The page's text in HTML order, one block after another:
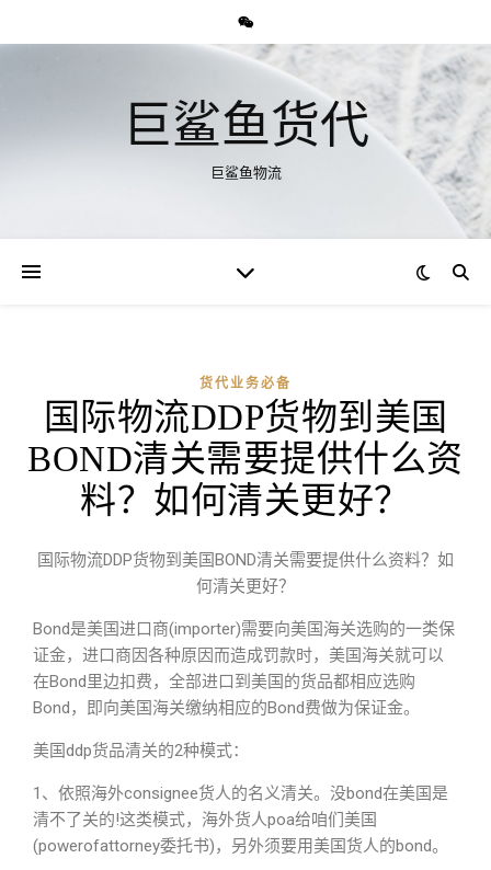
巨鲨鱼货代
巨鲨鱼物流
货代业务必备
国际物流DDP货物到美国
BOND清关需要提供什么资
料？如何清关更好？
国际物流DDP货物到美国BOND清关需要提供什么资料？如
何清关更好？
Bond是美国进口商(importer)需要向美国海关选购的一类保
证金，进口商因各种原因而造成罚款时，美国海关就可以
在Bond里边扣费，全部进口到美国的货品都相应选购
Bond，即向美国海关缴纳相应的Bond费做为保证金。
美国ddp货品清关的2种模式：
1、依照海外consignee货人的名义清关。没bond在美国是
清不了关的!这类模式，海外货人poa给咱们美国
(powerofattorney委托书)，另外须要用美国货人的bond。